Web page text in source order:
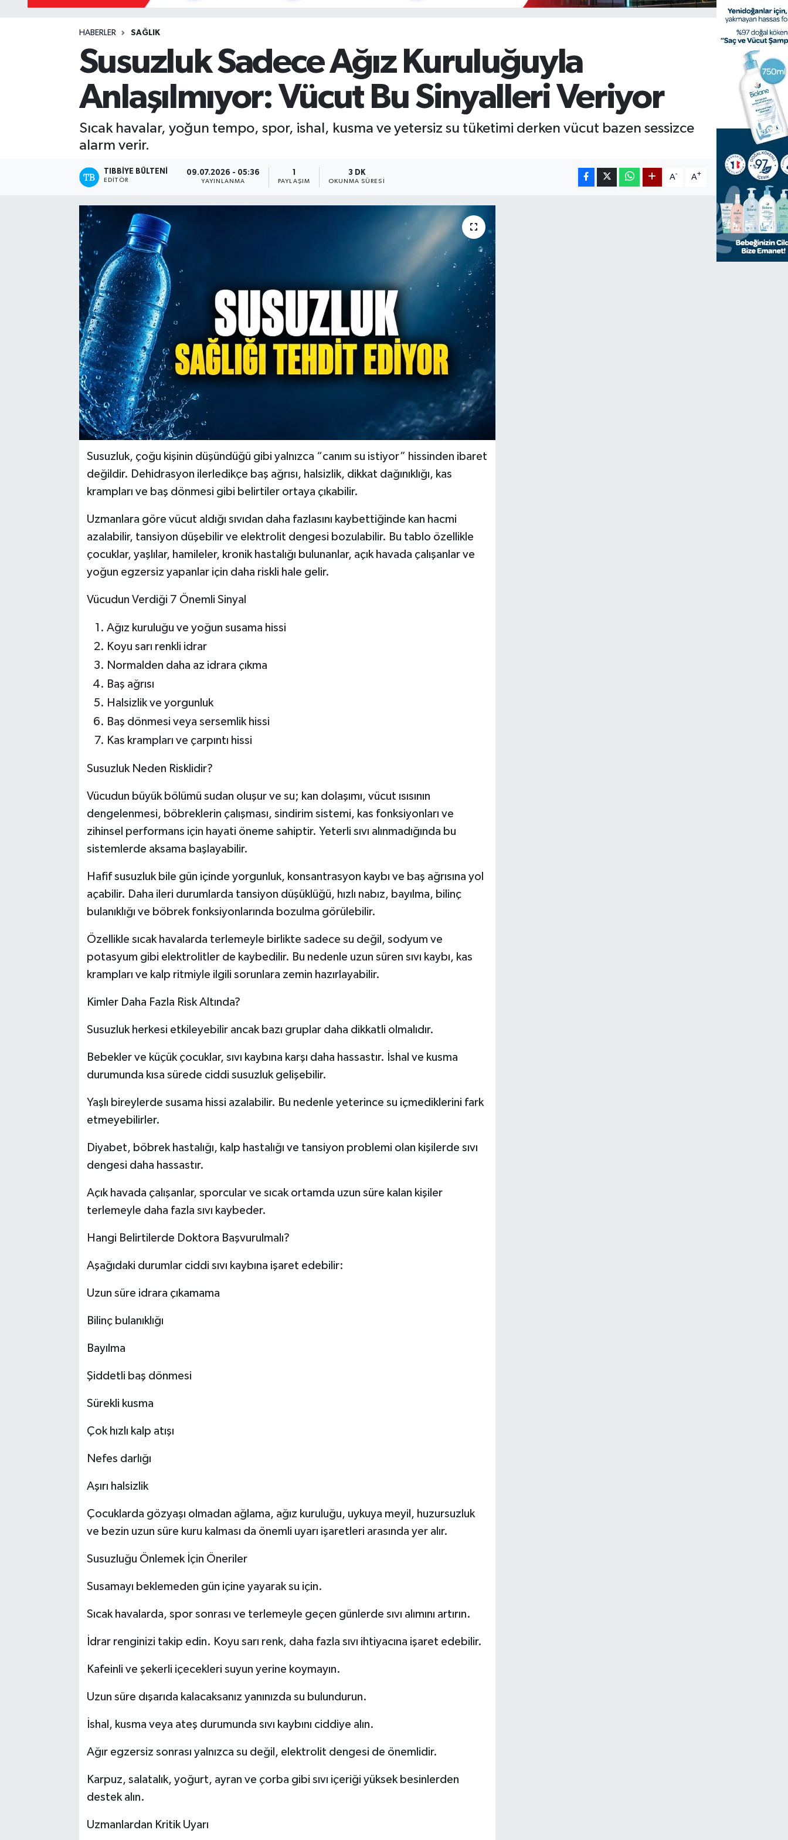
HABERLER SAĞLIK
Susuzluk Sadece Ağız Kuruluğuyla
Anlaşılmıyor: Vücut Bu Sinyalleri Veriyor
Sıcak havalar, yoğun tempo, spor, ishal, kusma ve yetersiz su tüketimi derken vücut bazen sessizce
alarm verir.
TIBBIYE BÜLTENI
EDITÖR
09.07.2026 - 05:36
YAYINLANMA PAYLAŞIM
3 DK
OKUNMA SÜRESI
A- A+
Susuzluk, çoğu kişinin düşündüğü gibi yalnızca “canım su istiyor” hissinden ibaret
değildir. Dehidrasyon ilerledikçe baş ağrısı, halsizlik, dikkat dağınıklığı, kas
krampları ve baş dönmesi gibi belirtiler ortaya çıkabilir.
Uzmanlara göre vücut aldığı sıvıdan daha fazlasını kaybettiğinde kan hacmi
azalabilir, tansiyon düşebilir ve elektrolit dengesi bozulabilir. Bu tablo özellikle
çocuklar, yaşlılar, hamileler, kronik hastalığı bulunanlar, açık havada çalışanlar ve
yoğun egzersiz yapanlar için daha riskli hale gelir.
Vücudun Verdiği 7 Önemli Sinyal
Ağız kuruluğu ve yoğun susama hissi
Koyu sarı renkli idrar
Normalden daha az idrara çıkma
Baş ağrısı
Halsizlik ve yorgunluk
Baş dönmesi veya sersemlik hissi
Kas krampları ve çarpıntı hissi
Susuzluk Neden Risklidir?
Vücudun büyük bölümü sudan oluşur ve su; kan dolaşımı, vücut ısısının
dengelenmesi, böbreklerin çalışması, sindirim sistemi, kas fonksiyonları ve
zihinsel performans için hayati öneme sahiptir. Yeterli sıvı alınmadığında bu
sistemlerde aksama başlayabilir.
Hafif susuzluk bile gün içinde yorgunluk, konsantrasyon kaybı ve baş ağrısına yol
açabilir. Daha ileri durumlarda tansiyon düşüklüğü, hızlı nabız, bayılma, bilinç
bulanıklığı ve böbrek fonksiyonlarında bozulma görülebilir.
Özellikle sıcak havalarda terlemeyle birlikte sadece su değil, sodyum ve
potasyum gibi elektrolitler de kaybedilir. Bu nedenle uzun süren sıvı kaybı, kas
krampları ve kalp ritmiyle ilgili sorunlara zemin hazırlayabilir.
Kimler Daha Fazla Risk Altında?
Susuzluk herkesi etkileyebilir ancak bazı gruplar daha dikkatli olmalıdır.
Bebekler ve küçük çocuklar, sıvı kaybına karşı daha hassastır. İshal ve kusma
durumunda kısa sürede ciddi susuzluk gelişebilir.
Yaşlı bireylerde susama hissi azalabilir. Bu nedenle yeterince su içmediklerini fark
etmeyebilirler.
Diyabet, böbrek hastalığı, kalp hastalığı ve tansiyon problemi olan kişilerde sıvı
dengesi daha hassastır.
Açık havada çalışanlar, sporcular ve sıcak ortamda uzun süre kalan kişiler
terlemeyle daha fazla sıvı kaybeder.
Hangi Belirtilerde Doktora Başvurulmalı?
Aşağıdaki durumlar ciddi sıvı kaybına işaret edebilir:
Uzun süre idrara çıkamama
Bilinç bulanıklığı
Bayılma
Şiddetli baş dönmesi
Sürekli kusma
Çok hızlı kalp atışı
Nefes darlığı
Aşırı halsizlik
Çocuklarda gözyaşı olmadan ağlama, ağız kuruluğu, uykuya meyil, huzursuzluk
ve bezin uzun süre kuru kalması da önemli uyarı işaretleri arasında yer alır.
Susuzluğu Önlemek İçin Öneriler
Susamayı beklemeden gün içine yayarak su için.
Sıcak havalarda, spor sonrası ve terlemeyle geçen günlerde sıvı alımını artırın.
İdrar renginizi takip edin. Koyu sarı renk, daha fazla sıvı ihtiyacına işaret edebilir.
Kafeinli ve şekerli içecekleri suyun yerine koymayın.
Uzun süre dışarıda kalacaksanız yanınızda su bulundurun.
İshal, kusma veya ateş durumunda sıvı kaybını ciddiye alın.
Ağır egzersiz sonrası yalnızca su değil, elektrolit dengesi de önemlidir.
Karpuz, salatalık, yoğurt, ayran ve çorba gibi sıvı içeriği yüksek besinlerden
destek alın.
Uzmanlardan Kritik Uyarı